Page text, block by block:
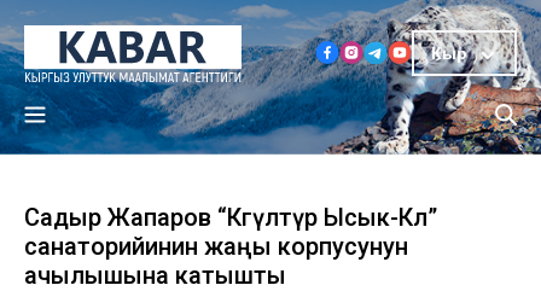
Кыр
Садыр Жапаров “Көгүлтүр Ысык-Көл”
санаторийинин жаңы корпусунун
ачылышына катышты